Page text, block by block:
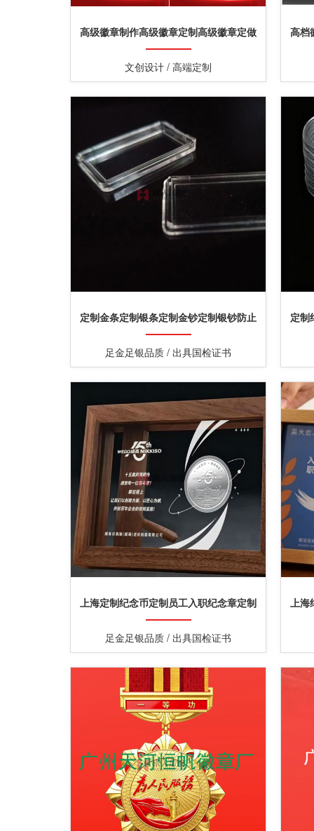
高级徽章制作高级徽章定制高级徽章定做
文创设计 / 高端定制
高档
定制金条定制银条定制金钞定制银钞防止
氧化亚克力透明塑封盒子
足金足银品质 / 出具国检证书
定制
上海定制纪念币定制员工入职纪念章定制
足金足银品质 / 出具国检证书
上